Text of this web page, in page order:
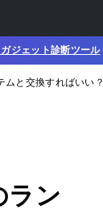
ジェット診断ツール
ムと交換すればいい？
ラン